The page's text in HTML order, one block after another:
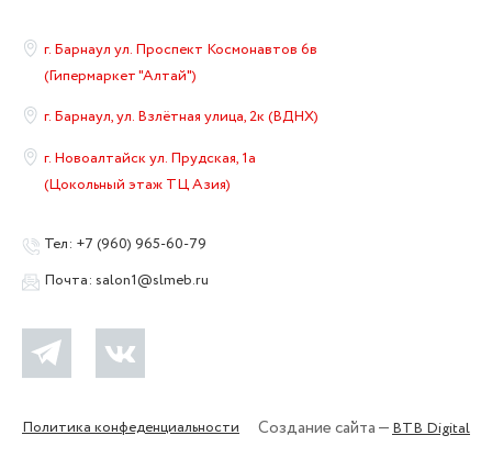
г. Барнаул ул. Проспект Космонавтов 6в
(Гипермаркет "Алтай")
г. Барнаул, ул. Взлётная улица, 2к (ВДНХ)
г. Новоалтайск ул. Прудская, 1а
(Цокольный этаж ТЦ Азия)
Тел: +7 (960) 965-60-79
Почта: salon1@slmeb.ru
Политика конфеденциальности Создание сайта —BTB Digital